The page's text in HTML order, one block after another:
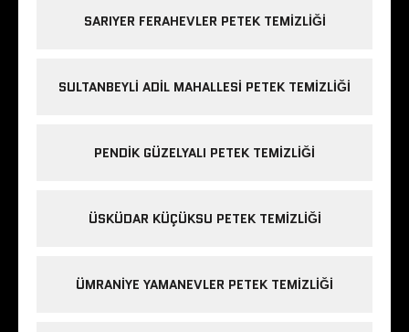
SARIYER FERAHEVLER PETEK TEMIZLIĞI
SULTANBEYLI ADIL MAHALLESI PETEK TEMIZLIĞI
PENDIK GÜZELYALI PETEK TEMIZLIĞI
ÜSKÜDAR KÜÇÜKSU PETEK TEMIZLIĞI
ÜMRANIYE YAMANEVLER PETEK TEMIZLIĞI